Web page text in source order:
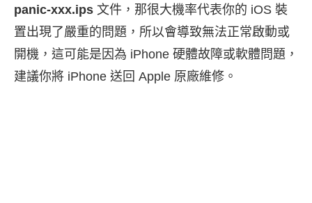
panic-xxx.ips 文件，那很大機率代表你的 iOS 裝
置出現了嚴重的問題，所以會導致無法正常啟動或
開機，這可能是因為 iPhone 硬體故障或軟體問題，
建議你將 iPhone 送回 Apple 原廠維修。